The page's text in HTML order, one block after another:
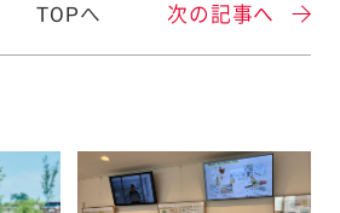
TOPへ 次の記事へ